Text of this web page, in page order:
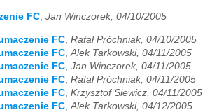
FC, Jan Winczorek, 04/10/2005
FC Rafał Próchniak, 04/10/2005
FC Alek Tarkowski, 04/11/2005
FC Jan Winczorek, 04/11/2005
FC Rafał Próchniak, 04/11/2005
FC Krzysztof Siewicz, 04/11/2005
FC Alek Tarkowski, 04/12/2005